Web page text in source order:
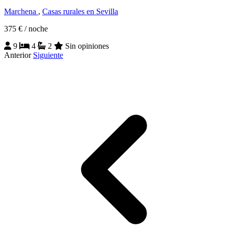
Marchena , Casas rurales en Sevilla
375 € / noche
9
4 2
Sin opiniones
Anterior Siguiente